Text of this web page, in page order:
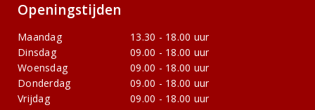
Openingstijden
Maandag
13.30 - 18.00 uur
Dinsdag
09.00 - 18.00 uur
Woensdag
09.00 - 18.00 uur
Donderdag
09.00 - 18.00 uur
Vrijdag
09.00 - 18.00 uur